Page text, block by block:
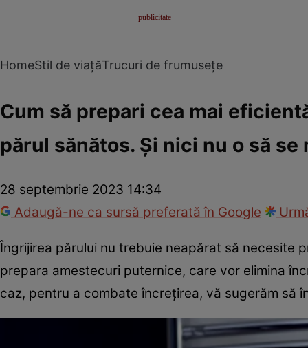
HomeStil de viațăTrucuri de frumusețe
Cum să prepari cea mai
părul sănătos. Și nici nu o să
28 septembrie 2023 14:34
Adaugă-ne ca sursă preferată în Google
Îngrijirea părului nu trebuie neapărat să necesite
prepara amestecuri puternice, care vor elimina
caz, pentru a combate încrețirea, vă sugerăm să